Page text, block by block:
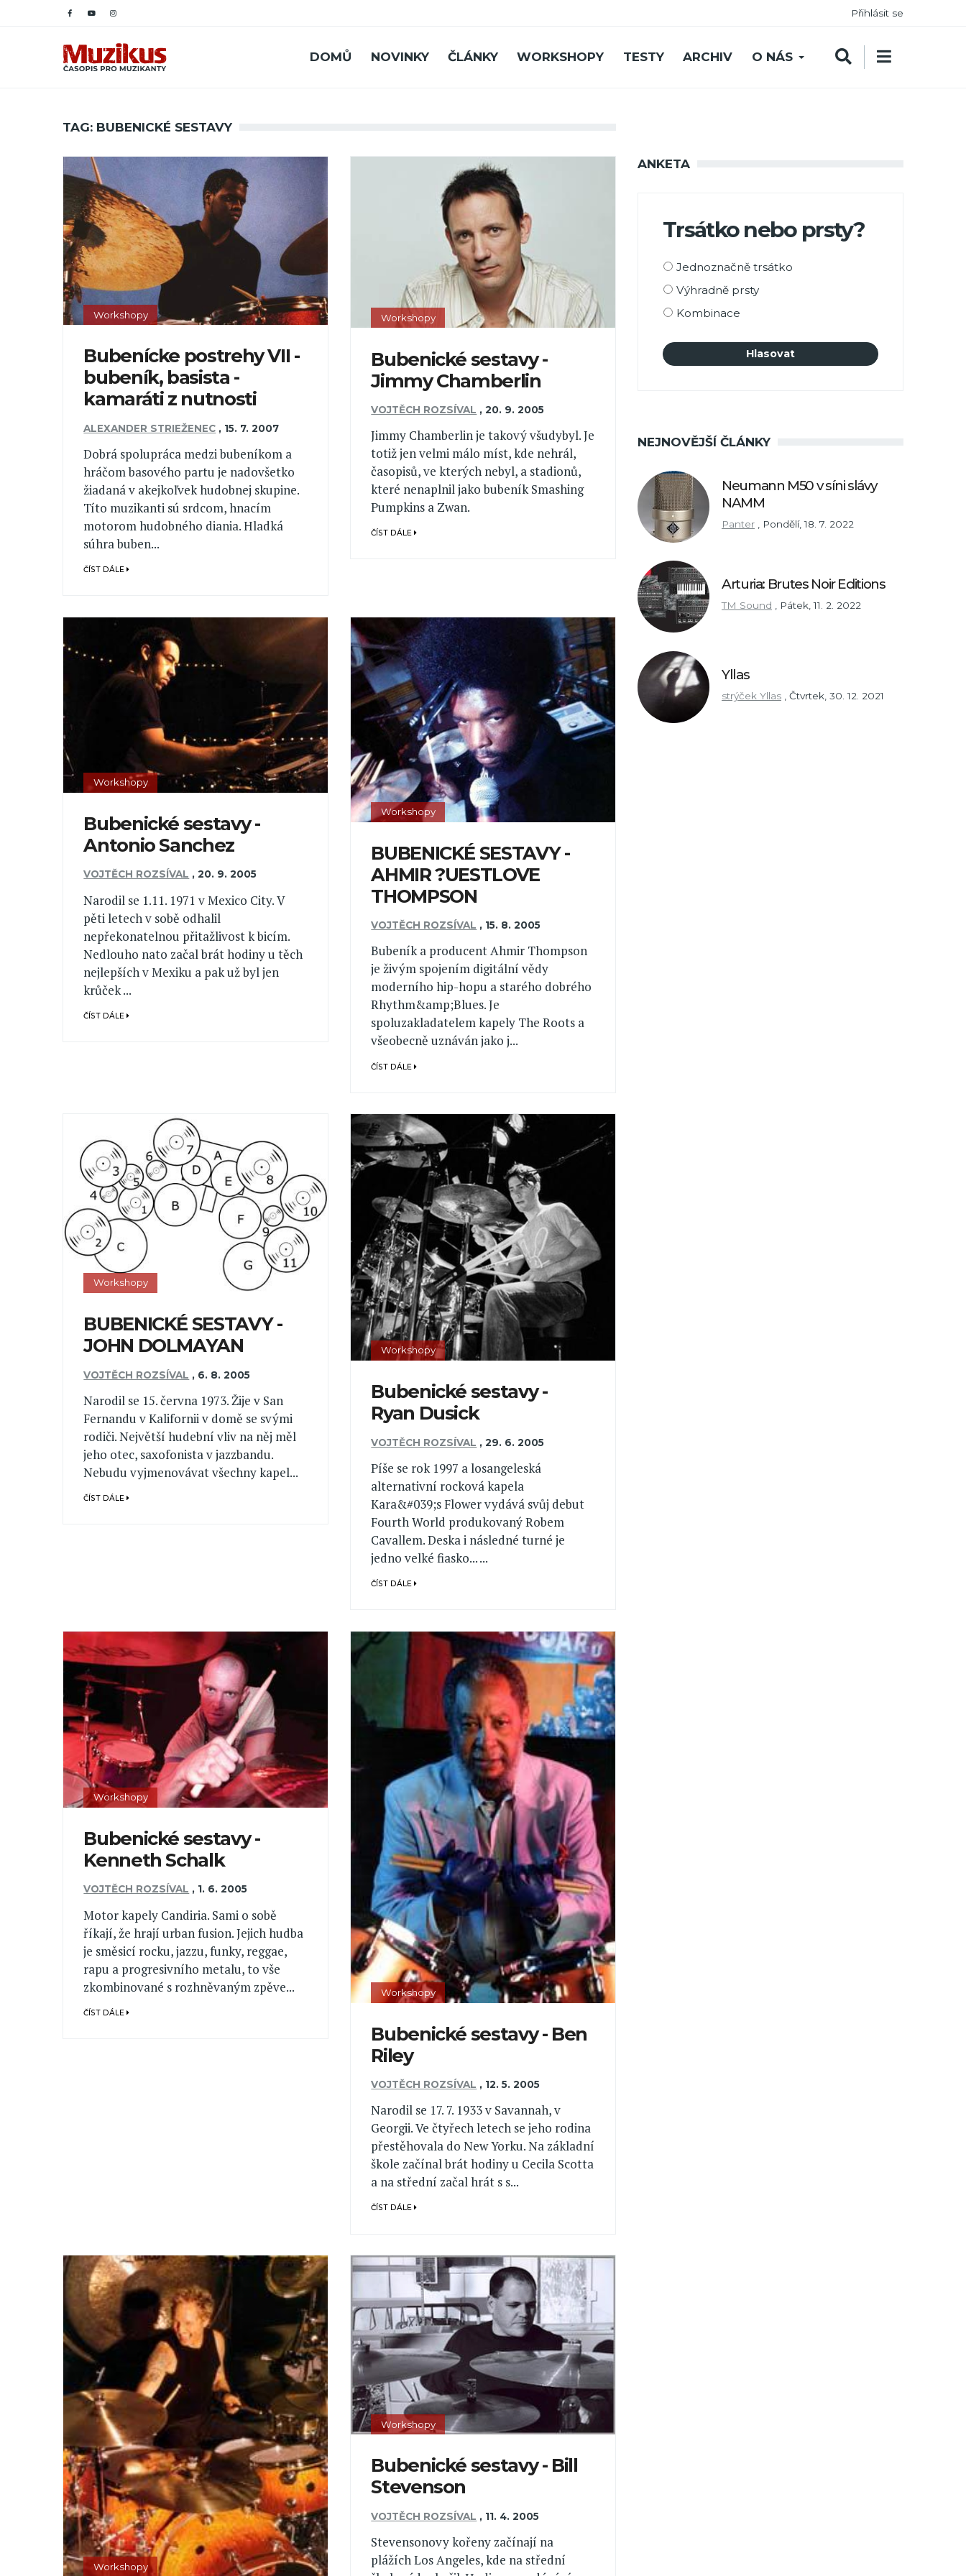
Přihlásit se
DOMŮ NOVINKY ČLÁNKY WORKSHOPY TESTY ARCHIV O NÁS
TAG: BUBENICKÉ SESTAVY
Workshopy
Bubenícke postrehy VII -
bubeník, basista -
kamaráti z nutnosti
ALEXANDER STRIEŽENEC , 15. 7. 2007
Dobrá spolupráca medzi bubeníkom a
hráčom basového partu je nadovšetko
žiadaná v akejkoľvek hudobnej skupine.
Títo muzikanti sú srdcom, hnacím
motorom hudobného diania. Hladká
súhra buben...
ČÍST DÁLE
Workshopy
Bubenické sestavy -
Jimmy Chamberlin
VOJTĚCH ROZSÍVAL ,20. 9. 2005
Jimmy Chamberlin je takový všudybyl. Je
totiž jen velmi málo míst, kde nehrál,
časopisů, ve kterých nebyl, a stadionů,
které nenaplnil jako bubeník Smashing
Pumpkins a Zwan.
ČÍST DÁLE
Workshopy
Bubenické sestavy -
Antonio Sanchez
VOJTĚCH ROZSÍVAL ,20. 9. 2005
Narodil se 1.11. 1971 v Mexico City. V
pěti letech v sobě odhalil
nepřekonatelnou přitažlivost k bicím.
Nedlouho nato začal brát hodiny u těch
nejlepších v Mexiku a pak už byl jen
krůček ...
ČÍST DÁLE
Workshopy
BUBENICKÉ SESTAVY -
AHMIR ?UESTLOVE
THOMPSON
VOJTĚCH ROZSÍVAL , 15. 8. 2005
Bubeník a producent Ahmir Thompson
je živým spojením digitální vědy
moderního hip-hopu a starého dobrého
Rhythm&amp;Blues. Je
spoluzakladatelem kapely The Roots a
všeobecně uznáván jako j...
ČÍST DÁLE
Workshopy
BUBENICKÉ SESTAVY -
JOHN DOLMAYAN
VOJTĚCH ROZSÍVAL , 6. 8. 2005
Narodil se 15. června 1973. Žije v San
Fernandu v Kalifornii v domě se svými
rodiči. Největší hudební vliv na něj měl
jeho otec, saxofonista v jazzbandu.
Nebudu vyjmenovávat všechny kapel...
ČÍST DÁLE
Workshopy
Bubenické sestavy -
Ryan Dusick
VOJTĚCH ROZSÍVAL ,29. 6. 2005
Píše se rok 1997 a losangeleská
alternativní rocková kapela
Kara&#039;s Flower vydává svůj debut
Fourth World produkovaný Robem
Cavallem. Deska i následné turné je
jedno velké fiasko... ...
ČÍST DÁLE
Workshopy
Bubenické sestavy -
Kenneth Schalk
VOJTĚCH ROZSÍVAL , 1. 6. 2005
Motor kapely Candiria. Sami o sobě
říkají, že hrají urban fusion. Jejich hudba
je směsicí rocku, jazzu, funky, reggae,
rapu a progresivního metalu, to vše
zkombinované s rozhněvaným zpěve...
ČÍST DÁLE
Workshopy
Bubenické sestavy - Ben
Riley
VOJTĚCH ROZSÍVAL , 12. 5. 2005
Narodil se 17. 7. 1933 v Savannah, v
Georgii. Ve čtyřech letech se jeho rodina
přestěhovala do New Yorku. Na základní
škole začínal brát hodiny u Cecila Scotta
a na střední začal hrát s s...
ČÍST DÁLE
Workshopy
Workshopy
Bubenické sestavy - Bill
Stevenson
VOJTĚCH ROZSÍVAL , 11. 4. 2005
Stevensonovy kořeny začínají na
plážích Los Angeles, kde na střední
ANKETA
Trsátko nebo prsty?
Možnosti
Jednoznačně trsátko
Výhradně prsty
Kombinace
NEJNOVĚJŠÍ ČLÁNKY
Neumann M50 v síni slávy
NAMM
Panter Pondělí, 18. 7. 2022
Arturia: Brutes Noir Editions
TM Sound Pátek, 11. 2. 2022
Yllas
strýček Yllas Čtvrtek, 30. 12. 2021